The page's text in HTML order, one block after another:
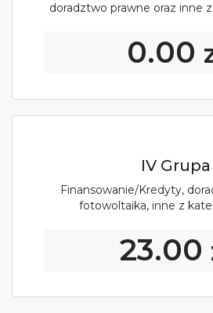
doradztwo prawne oraz inne
0.00
IV Grupa
Finansowanie/Kredyty,
fotowoltaika, inne z
23.00